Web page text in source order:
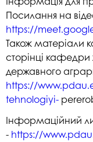
Посилання на
https://
Також матеріали
сторінці кафедри
державного
https://
tehnologiyi-
Інформаційний
- https://